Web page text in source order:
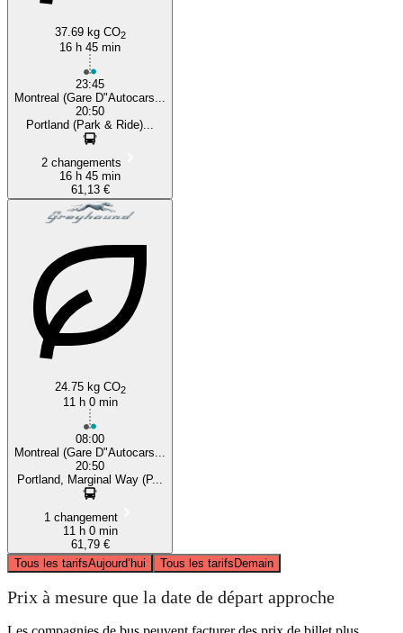
37.69 kg CO2
16 h 45 min
23:45
Montreal (Gare D"Autocars...
20:50
Portland (Park & Ride)...
2 changements
16 h 45 min
61,13 €
24.75 kg CO2
11 h 0 min
08:00
Montreal (Gare D"Autocars...
20:50
Portland, Marginal Way (P...
1 changement
11 h 0 min
61,79 €
Tous les tarifsAujourd’hui Tous les tarifsDemain
Prix à mesure que la date de départ approche